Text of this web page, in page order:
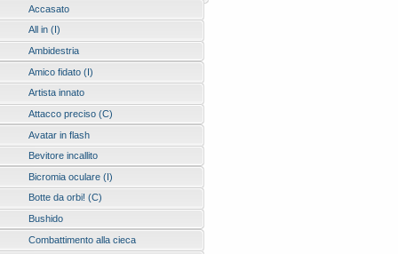
Accasato
All in (I)
Ambidestria
Amico fidato (I)
Artista innato
Attacco preciso (C)
Avatar in flash
Bevitore incallito
Bicromia oculare (I)
Botte da orbi! (C)
Bushido
Combattimento alla cieca